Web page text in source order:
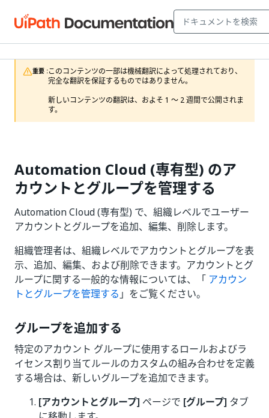
重要 :このコンテンツの一部は機械翻訳によって処理されており、
完全な翻訳を保証するものではありません。
新しいコンテンツの翻訳は、およそ 1 ～ 2 週間で公開されま
す。
Automation Cloud (専有型) のア
カウントとグループを管理する
Automation Cloud (専有型) で、組織レベルでユーザー
アカウントとグループを追加、編集、削除します。
組織管理者は、組織レベルでアカウントとグループを表
示、追加、編集、および削除できます。アカウントとグ
ループに関する一般的な情報については、「 アカウン
トとグループを管理する 」をご覧ください。
グループを追加する
特定のアカウント グループに使用するロールおよびラ
イセンス割り当てルールのカスタムの組み合わせを定義
する場合は、新しいグループを追加できます。
[アカウントとグループ] ページで [グループ] タブ